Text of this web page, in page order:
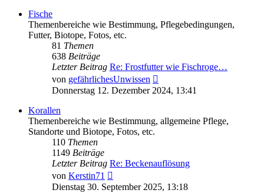
Fische
Themenbereiche wie Bestimmung, Pflegebedingungen,
Futter, Biotope, Fotos, etc.
81 Themen
638 Beiträge
Letzter Beitrag Re: Frostfutter wie Fischroge…
von gefährlichesUnwissen
Beitrag
Donnerstag 12. Dezember 2024, 13:41
Korallen
Themenbereiche wie Bestimmung, allgemeine Pflege,
Standorte und Biotope, Fotos, etc.
110 Themen
1149 Beiträge
Letzter Beitrag Re: Beckenauflösung
von Kerstin71
Beitrag
Dienstag 30. September 2025, 13:18